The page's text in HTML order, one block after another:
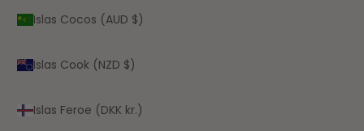
Islas Cocos (AUD $)
Islas Cook (NZD $)
Islas Feroe (DKK kr.)